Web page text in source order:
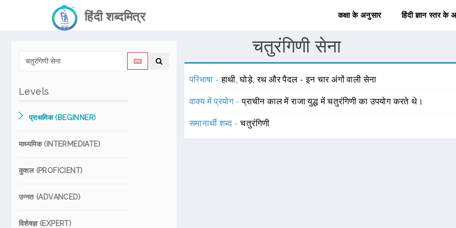
हिंदी शब्दमित्र कक्षा के अनुसार हिंदी ज्ञान स्तर के
Levels
प्राथमिक (BEGINNER)
माध्यमिक (INTERMEDIATE)
कुशल (PROFICIENT)
उन्नत (ADVANCED)
विशेषज्ञ (EXPERT)
चतुरंगिणी सेना
परिभाषा -हाथी, घोड़े, रथ और पैदल - इन चार अंगों वाली सेना
वाक्य में प्रयोग -प्राचीन काल में राजा युद्ध में चतुरंगिणी का उपयोग करते थे।
समानार्थी शब्द -चतुरंगिणी